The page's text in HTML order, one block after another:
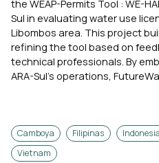
the WEAP-Permits Tool : WE-
Sul in evaluating water use
Libombos area. This project
refining the tool based on
technical professionals. By
ARA-Sul’s operations,
Camboya Filipinas Indonesia
Vietnam